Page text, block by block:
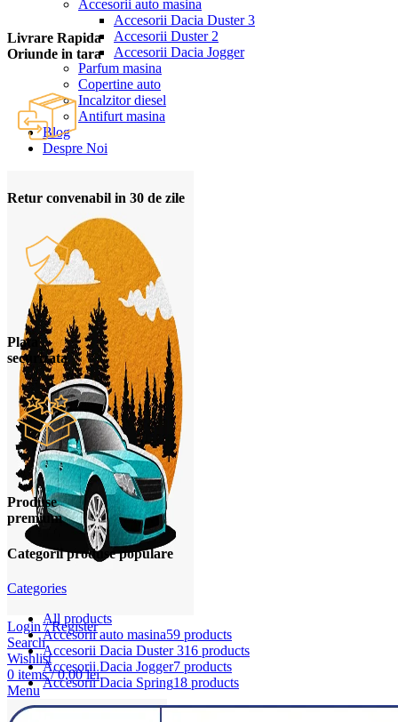
Accesorii auto masina
Accesorii Dacia Duster 3
Accesorii Duster 2
Accesorii Dacia Jogger
Parfum masina
Copertine auto
Incalzitor diesel
Antifurt masina
Blog
Despre Noi
Login / Register
Search
Wishlist
0 items / 0,00lei
Menu
Livrare Rapida
Oriunde in tara
Retur convenabil in 30 de zile
Plata
securizata
Produse
premium
Categorii produse populare
Categories
All products
Accesorii auto masina59 products
Accesorii Dacia Duster 316 products
Accesorii Dacia Jogger7 products
Accesorii Dacia Spring18 products